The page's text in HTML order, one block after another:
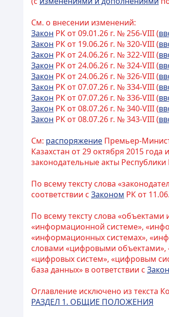
См. о внесении изменений:
Закон РК от 09.01.26 г. № 256-VIII (
Закон РК от 19.06.26 г. № 320-VIII (
Закон РК от 24.06.26 г. № 322-VIII (
Закон РК от 24.06.26 г. № 324-VIII (
Закон РК от 24.06.26 г. № 326-VIII (
Закон РК от 07.07.26 г. № 334-VIII (
Закон РК от 07.07.26 г. № 336-VIII (
Закон РК от 08.07.26 г. № 340-VIII (
Закон РК от 08.07.26 г. № 343-VIII (
См: распоряжение Премьер-
Казахстан от 29 октября 2015
законодательные акты
По всему тексту слова
соответствии с Законом РК от
По всему тексту слова
«информационной системе»,
«информационных системах»,
словами «цифровыми объектами»,
«цифровых систем», «цифровым
база данных» в оответствии с
Оглавление исключено из текста
РАЗДЕЛ 1. ОБЩИЕ ПОЛОЖЕНИЯ